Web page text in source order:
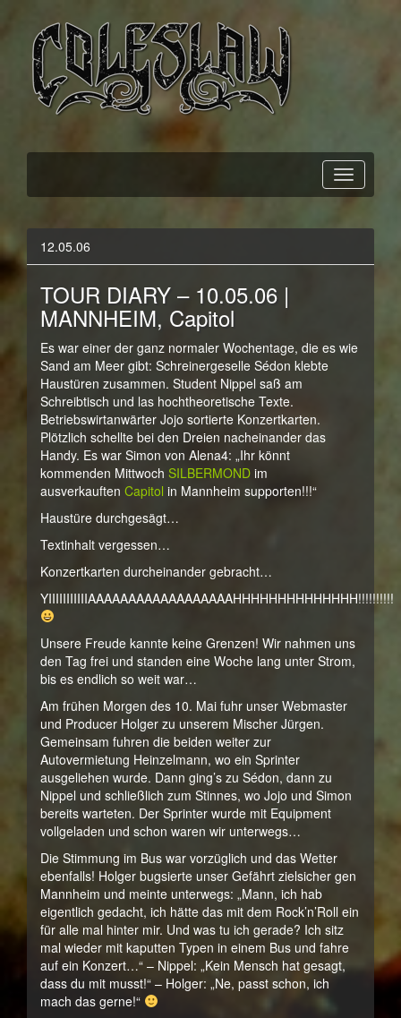
Coleslaw
12.05.06
TOUR DIARY – 10.05.06 |
MANNHEIM, Capitol
Es war einer der ganz normaler Wochentage, die es wie
Sand am Meer gibt: Schreinergeselle Sédon klebte
Haustüren zusammen. Student Nippel saß am
Schreibtisch und las hochtheoretische Texte.
Betriebswirtanwärter Jojo sortierte Konzertkarten.
Plötzlich schellte bei den Dreien nacheinander das
Handy. Es war Simon von Alena4: „Ihr könnt
kommenden Mittwoch SILBERMOND im
ausverkauften Capitol in Mannheim supporten!!!“
Haustüre durchgesägt…
Textinhalt vergessen…
Konzertkarten durcheinander gebracht…
YIIIIIIIIIIIAAAAAAAAAAAAAAAAAAHHHHHHHHHHHHHH!!!!!!!!!!
Unsere Freude kannte keine Grenzen! Wir nahmen uns
den Tag frei und standen eine Woche lang unter Strom,
bis es endlich so weit war…
Am frühen Morgen des 10. Mai fuhr unser Webmaster
und Producer Holger zu unserem Mischer Jürgen.
Gemeinsam fuhren die beiden weiter zur
Autovermietung Heinzelmann, wo ein Sprinter
ausgeliehen wurde. Dann ging’s zu Sédon, dann zu
Nippel und schließlich zum Stinnes, wo Jojo und Simon
bereits warteten. Der Sprinter wurde mit Equipment
vollgeladen und schon waren wir unterwegs…
Die Stimmung im Bus war vorzüglich und das Wetter
ebenfalls! Holger bugsierte unser Gefährt zielsicher gen
Mannheim und meinte unterwegs: „Mann, ich hab
eigentlich gedacht, ich hätte das mit dem Rock’n’Roll ein
für alle mal hinter mir. Und was tu ich gerade? Ich sitz
mal wieder mit kaputten Typen in einem Bus und fahre
auf ein Konzert…“ – Nippel: „Kein Mensch hat gesagt,
dass du mit musst!“ – Holger: „Ne, passt schon, ich
mach das gerne!“